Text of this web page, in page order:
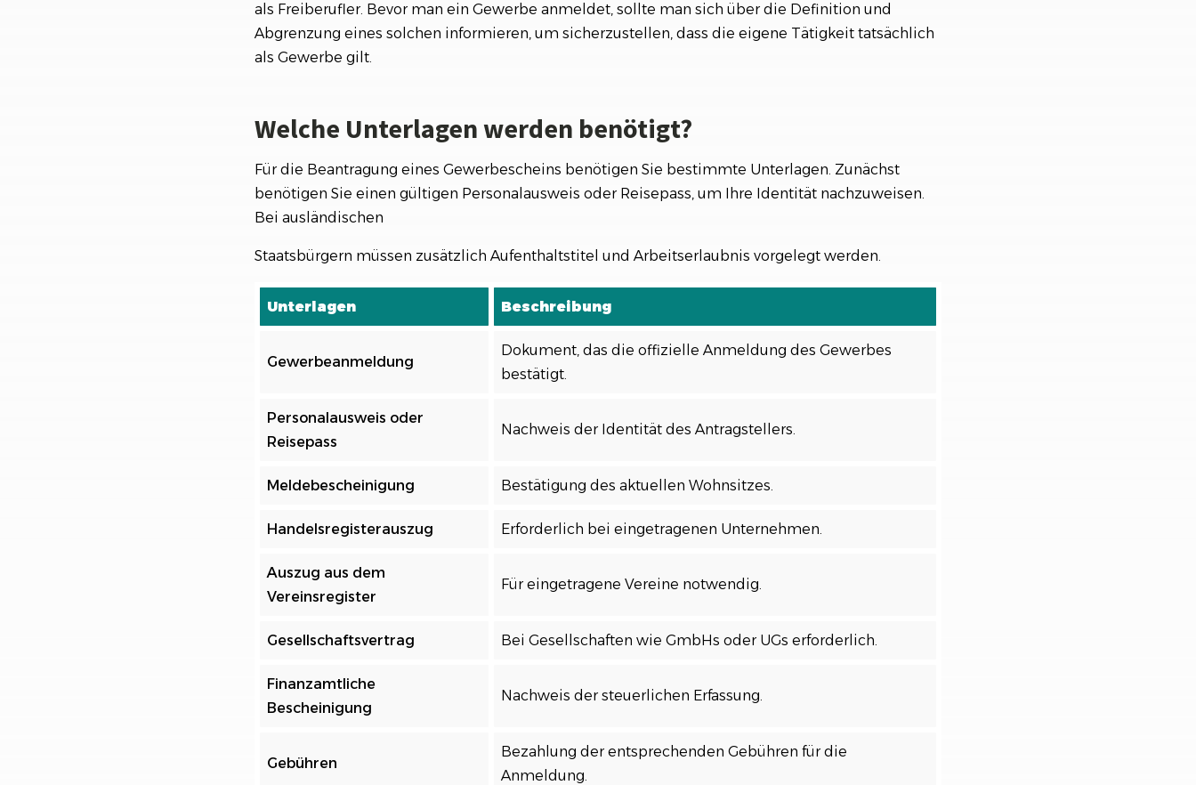
als Freiberufler. Bevor man ein Gewerbe anmeldet, sollte man sich über die Definition und
Abgrenzung eines solchen informieren, um sicherzustellen, dass die eigene Tätigkeit tatsächlich
als Gewerbe gilt.
Welche Unterlagen werden benötigt?
Für die Beantragung eines Gewerbescheins benötigen Sie bestimmte Unterlagen. Zunächst
benötigen Sie einen gültigen Personalausweis oder Reisepass, um Ihre Identität nachzuweisen.
Bei ausländischen
Staatsbürgern müssen zusätzlich Aufenthaltstitel und Arbeitserlaubnis vorgelegt werden.
Unterlagen Beschreibung
Gewerbeanmeldung
Dokument, das die offizielle Anmeldung des Gewerbes
bestätigt.
Personalausweis oder
Reisepass
Nachweis der Identität des Antragstellers.
Meldebescheinigung Bestätigung des aktuellen Wohnsitzes.
Handelsregisterauszug Erforderlich bei eingetragenen Unternehmen.
Auszug aus dem
Vereinsregister
Für eingetragene Vereine notwendig.
Gesellschaftsvertrag Bei Gesellschaften wie GmbHs oder UGs erforderlich.
Finanzamtliche
Bescheinigung
Nachweis der steuerlichen Erfassung.
Gebühren
Bezahlung der entsprechenden Gebühren für die
Anmeldung.